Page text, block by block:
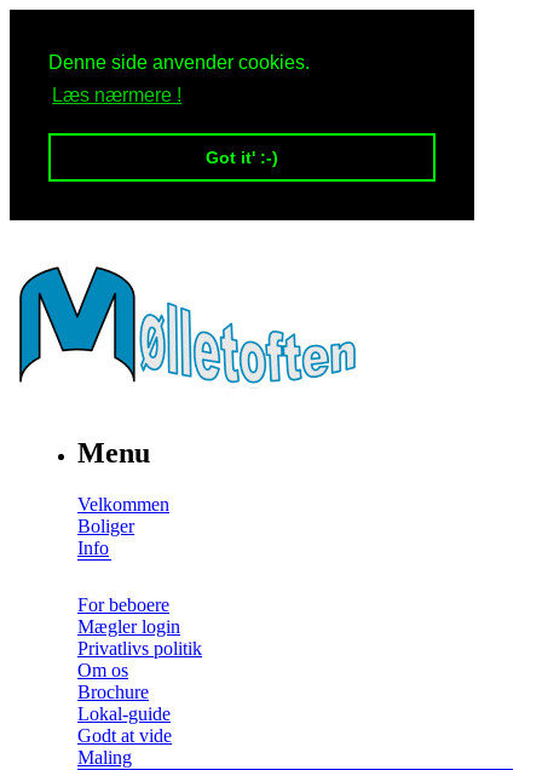
Denne side anvender cookies.
Læs nærmere !
Got it' :-)
Menu
Velkommen
Boliger
Info
For beboere
Mægler login
Privatlivs politik
Om os
Brochure
Lokal-guide
Godt at vide
Maling